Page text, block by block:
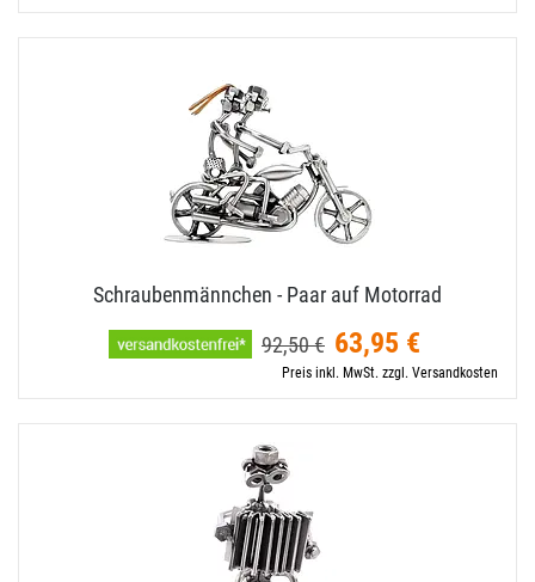
Schraubenmännchen - Paar auf Motorrad
92,50 € 63,95 €
Preis inkl. MwSt. zzgl. Versandkosten